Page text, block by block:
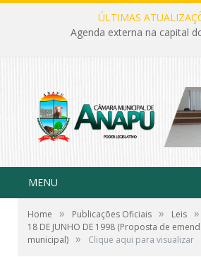
ÚLTIMAS
Agenda externa na capital
MENU
Home » Publicações Oficiais » Leis »
18 DE JUNHO DE 1998 (Proposta de
municipal) » Clique aqui para visualizar